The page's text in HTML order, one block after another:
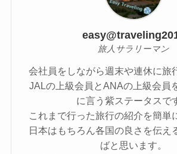
旅人サラリーマン
会社員をしながら週末や連休に旅
JALの上級会員とANAの上級会員
に言う紫ステータスで
これまで行った旅行の紹介を簡単
日本はもちろん各国の良さを伝え
ばと思います。